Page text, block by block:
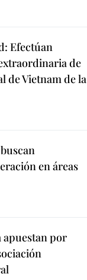
Efectúan
de
de Vietnam de la
en áreas
apuestan por